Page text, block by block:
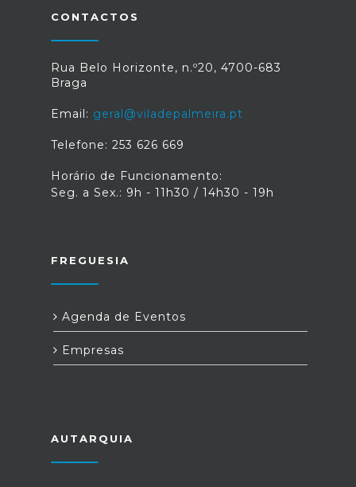
CONTACTOS
Rua Belo Horizonte, n.º20, 4700-683
Braga
Email: geral@viladepalmeira.pt
Telefone: 253 626 669
Horário de Funcionamento:
Seg. a Sex.: 9h - 11h30 / 14h30 - 19h
FREGUESIA
Agenda de Eventos
Empresas
AUTARQUIA